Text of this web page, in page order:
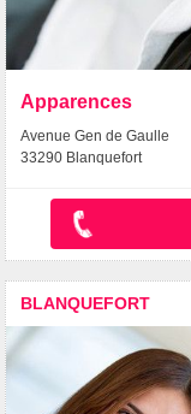
Apparences
Avenue Gen de Gaulle
33290 Blanquefort
BLANQUEFORT